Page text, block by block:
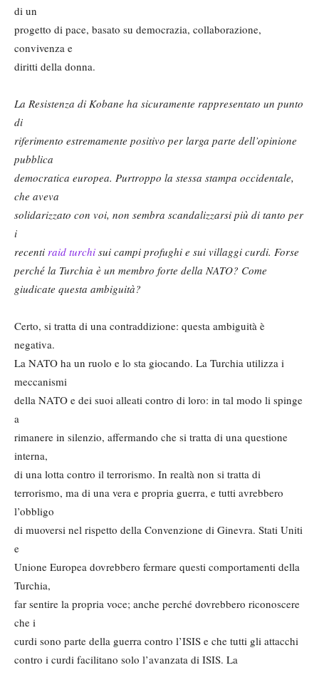
di un
progetto di pace, basato su democrazia, collaborazione,
convivenza e
diritti della donna.
La Resistenza di Kobane ha sicuramente rappresentato un punto
di
riferimento estremamente positivo per larga parte dell’opinione
pubblica
democratica europea. Purtroppo la stessa stampa occidentale,
che aveva
solidarizzato con voi, non sembra scandalizzarsi più di tanto per
i
recenti raid turchi sui campi profughi e sui villaggi curdi. Forse
perché la Turchia è un membro forte della NATO? Come
giudicate questa ambiguità?
Certo, si tratta di una contraddizione: questa ambiguità è
negativa.
La NATO ha un ruolo e lo sta giocando. La Turchia utilizza i
meccanismi
della NATO e dei suoi alleati contro di loro: in tal modo li spinge
a
rimanere in silenzio, affermando che si tratta di una questione
interna,
di una lotta contro il terrorismo. In realtà non si tratta di
terrorismo, ma di una vera e propria guerra, e tutti avrebbero
l’obbligo
di muoversi nel rispetto della Convenzione di Ginevra. Stati Uniti
e
Unione Europea dovrebbero fermare questi comportamenti della
Turchia,
far sentire la propria voce; anche perché dovrebbero riconoscere
che i
curdi sono parte della guerra contro l’ISIS e che tutti gli attacchi
contro i curdi facilitano solo l’avanzata di ISIS. La